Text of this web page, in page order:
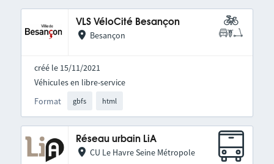
VLS VéloCité Besançon
Besançon
créé le 15/11/2021
Format gbfs html
Véhicules en libre-service
Réseau urbain LiA
CU Le Havre Seine Métropole